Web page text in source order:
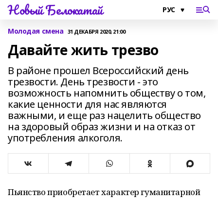
Новый Белокатай
Молодая смена 31 ДЕКАБРЯ 2020, 21:00
Давайте жить трезво
В районе прошел Всероссийский день
трезвости. День трезвости - это
возможность напомнить обществу о том,
какие ценности для нас являются
важными, и еще раз нацелить общество
на здоровый образ жизни и на отказ от
употребления алкоголя.
Пьянство приобретает характер гуманитарной